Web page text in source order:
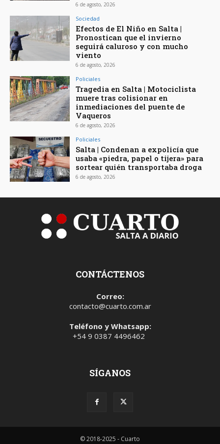
6 de agosto, 2026
Sociedad
Efectos de El Niño en Salta |
Pronostican que el invierno
seguirá caluroso y con mucho
viento
6 de agosto, 2026
Policiales
Tragedia en Salta | Motociclista
muere tras colisionar en
inmediaciones del puente de
Vaqueros
6 de agosto, 2026
Policiales
Salta | Condenan a expolicía que
usaba «piedra, papel o tijera» para
sortear quién transportaba droga
6 de agosto, 2026
CONTÁCTENOS
Correo:
contacto@cuarto.com.ar
Teléfono y Whatsapp:
+54 9 0387 4496462
SÍGANOS
© 2018-2025 - Cuarto